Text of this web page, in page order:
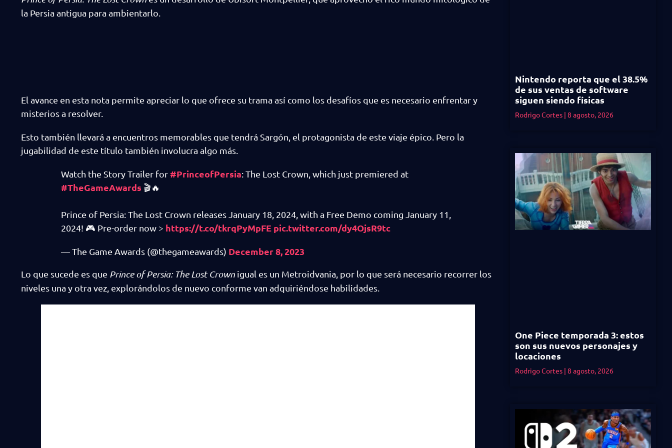
la Persia antigua para ambientarlo.
El avance en esta nota permite apreciar lo que ofrece su trama así como los desafíos que es necesario enfrentar y
misterios a resolver.
Esto también llevará a encuentros memorables que tendrá Sargón, el protagonista de este viaje épico. Pero la
jugabilidad de este título también involucra algo más.
Watch the Story Trailer for #PrinceofPersia: The Lost Crown, which just premiered at
#TheGameAwards 🎬🔥
Prince of Persia: The Lost Crown releases January 18, 2024, with a Free Demo coming January 11,
2024! 🎮 Pre-order now > https://t.co/tkrqPyMpFE pic.twitter.com/dy4OjsR9tc
— The Game Awards (@thegameawards) December 8, 2023
Lo que sucede es que Prince of Persia: The Lost Crown igual es un Metroidvania, por lo que será necesario recorrer los
niveles una y otra vez, explorándolos de nuevo conforme van adquiriéndose habilidades.
Nintendo reporta que el 38.5%
de sus ventas de software
siguen siendo físicas
Rodrigo Cortes 8 agosto, 2026
One Piece temporada 3: estos
son sus nuevos personajes y
locaciones
Rodrigo Cortes 8 agosto, 2026